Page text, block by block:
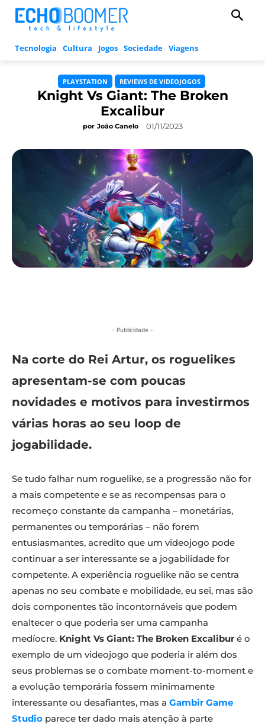
Tecnologia Cultura Jogos Sociedade Viagens
PLAYSTATION REVIEWS DE VIDEOJOGOS
Knight Vs Giant: The Broken
Excalibur
por João Canelo 01/11/2023
- Publicidade -
Na corte do Rei Artur, os roguelikes
apresentam-se com poucas
novidades e motivos para investirmos
várias horas ao seu loop de
jogabilidade.
Se tudo falhar num roguelike, se a progressão não for
a mais competente e se as recompensas para o
recomeço constante da campanha – monetárias,
permanentes ou temporárias – não forem
entusiasmantes, acredito que um videojogo pode
continuar a ser interessante se a jogabilidade for
competente. A experiência roguelike não se centra
apenas no seu combate e mobilidade, eu sei, mas são
dois componentes tão incontornáveis que podem
enaltecer o que poderia ser uma campanha
medíocre. Knight Vs Giant: The Broken Excalibur é o
exemplo de um videojogo que poderia ir além dos
seus problemas se o combate moment-to-moment e
a evolução temporária fossem minimamente
interessante ou desafiantes, mas a Gambir Game
Studio parece ter dado mais atenção à parte